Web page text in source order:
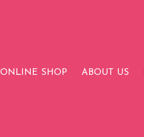
ONLINE SHOP ABOUT US